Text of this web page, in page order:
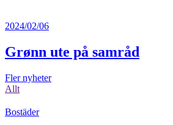
2024/02/06
Grønn ute på samråd
Fler nyheter
Allt
Bostäder